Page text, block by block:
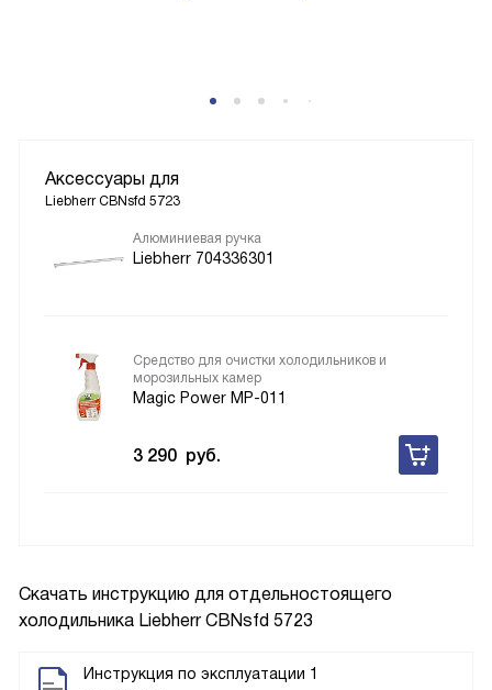
Скачать инструкцию для отдельностоящего
холодильника Liebherr CBNsfd 5723
Инструкция по эксплуатации 1
Аксессуары для
Liebherr CBNsfd 5723
Алюминиевая ручка
Liebherr 704336301
Средство для очистки холодильников и
морозильных камер
Magic Power MP-011
3 290 руб.